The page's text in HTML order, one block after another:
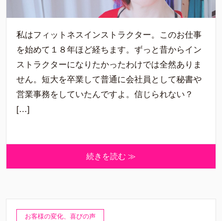
私はフィットネスインストラクター。このお仕事
を始めて１８年ほど経ちます。ずっと昔からイン
ストラクターになりたかったわけでは全然ありま
せん。短大を卒業して普通に会社員として秘書や
営業事務をしていたんですよ。信じられない？
[…]
続きを読む ≫
お客様の変化、喜びの声